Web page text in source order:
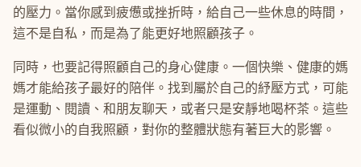
的壓力。當你感到疲憊或挫折時，給自己一些休息的時間，
這不是自私，而是為了能更好地照顧孩子。
同時，也要記得照顧自己的身心健康。一個快樂、健康的媽
媽才能給孩子最好的陪伴。找到屬於自己的紓壓方式，可能
是運動、閱讀、和朋友聊天，或者只是安靜地喝杯茶。這些
看似微小的自我照顧，對你的整體狀態有著巨大的影響。